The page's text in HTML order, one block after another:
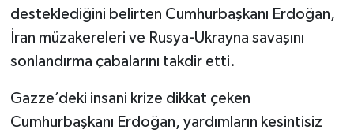
desteklediğini belirten Cumhurbaşkanı Erdoğan,
İran müzakereleri ve Rusya-Ukrayna savaşını
sonlandırma çabalarını takdir etti.
Gazze’deki insani krize dikkat çeken
Cumhurbaşkanı Erdoğan, yardımların kesintisiz